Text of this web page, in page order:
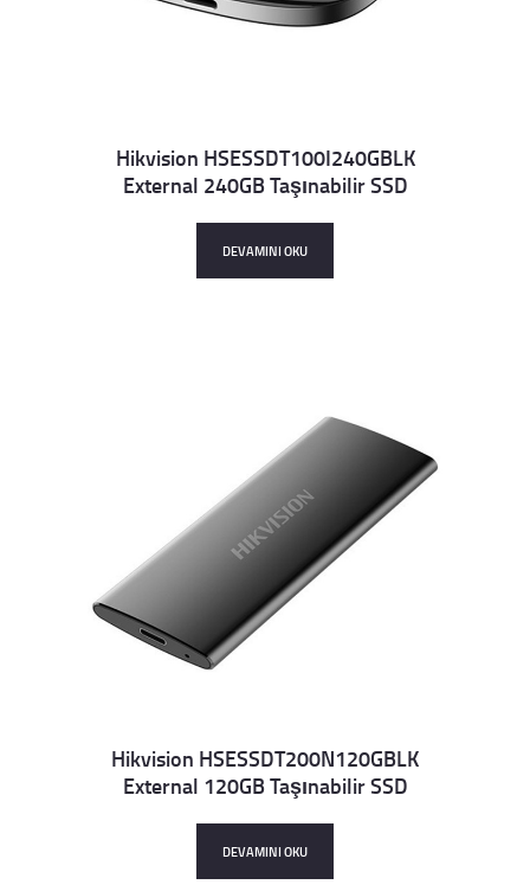
Details
Hikvision HSESSDT100I240GBLK
External 240GB Taşınabilir SSD
DEVAMINI OKU
Details
Hikvision HSESSDT200N120GBLK
External 120GB Taşınabilir SSD
DEVAMINI OKU